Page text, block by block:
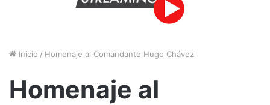
Inicio / Homenaje al Comandante Hugo Chávez
Homenaje al